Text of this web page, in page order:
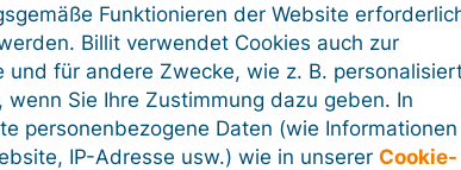
Funktionieren der Website
Billit verwendet Cookies auch zur
und für andere Zwecke, wie z. B.
Sie Ihre Zustimmung dazu geben. In
personenbezogene Daten (wie Informationen
IP-Adresse usw.) wie in unsererCookie-